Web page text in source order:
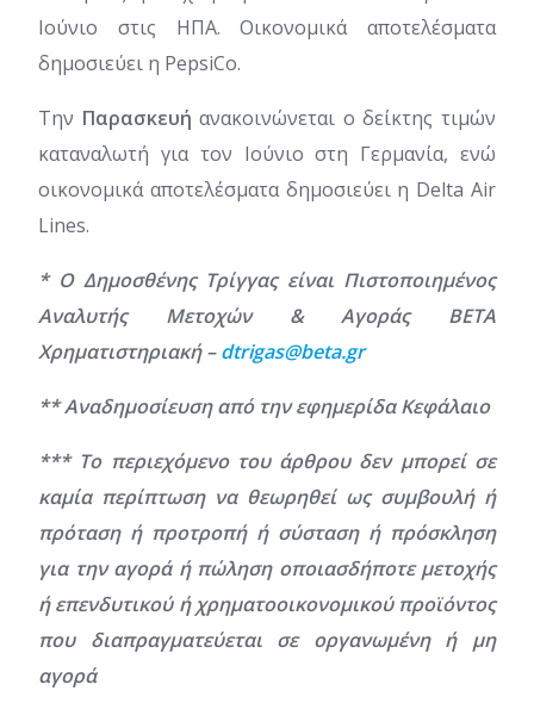
Ιούνιο στις ΗΠΑ. Οικονομικά αποτελέσματα
δημοσιεύει η PepsiCo.
Την Παρασκευή ανακοινώνεται ο δείκτης τιμών
καταναλωτή για τον Ιούνιο στη Γερμανία, ενώ
οικονομικά αποτελέσματα δημοσιεύει η Delta Air
Lines.
* Ο Δημοσθένης Τρίγγας είναι Πιστοποιημένος
Αναλυτής Μετοχών & Αγοράς BETA
Χρηματιστηριακή –dtrigas@beta.gr
** Αναδημοσίευση από την εφημερίδα Κεφάλαιο
*** Το περιεχόμενο του άρθρου δεν μπορεί σε
καμία περίπτωση να θεωρηθεί ως συμβουλή ή
πρόταση ή προτροπή ή σύσταση ή πρόσκληση
για την αγορά ή πώληση οποιασδήποτε μετοχής
ή επενδυτικού ή χρηματοοικονομικού προϊόντος
που διαπραγματεύεται σε οργανωμένη ή μη
αγορά